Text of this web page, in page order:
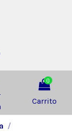
0
Carrito